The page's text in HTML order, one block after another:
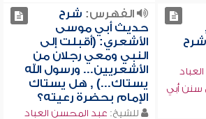
أبي
الفهرس: شرح
حديث أبي موسى
الأشعري: (أقبلت إلى
النبي ومعي رجلان من
الأشعريين... ورسول الله
يستاك...) , هل يستاك
الإمام بحضرة رعيته؟
للشيخ: عبد المحسن العباد